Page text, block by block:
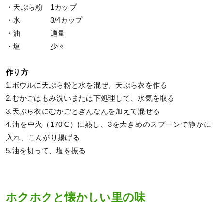
・天ぷら粉 1カップ
・水 3/4カップ
・油 適量
・塩 少々
作り方
1.ボウルに天ぷら粉と水を混ぜ、天ぷら衣を作る
2.むかごはもみ洗いまたは下処理して、水気を取る
3.天ぷら衣にむかごとぎんなんを加えて混ぜる
4.油を中火（170℃）に熱し、3を大きめのスプーンで静かに
入れ、こんがり揚げる
5.油を切って、塩を振る
ホクホクと懐かしい里の味